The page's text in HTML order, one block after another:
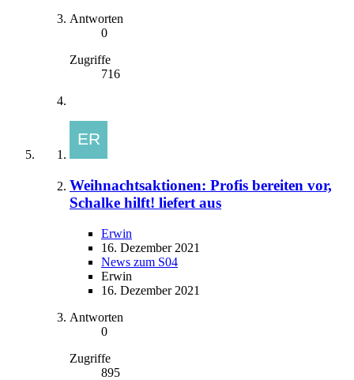
Antworten
0
Zugriffe
716
Weihnachtsaktionen: Profis bereiten vor,
Schalke hilft! liefert aus
Erwin
16. Dezember 2021
News zum S04
Erwin
16. Dezember 2021
Antworten
0
Zugriffe
895